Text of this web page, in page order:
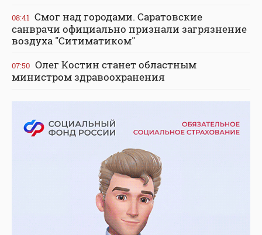
08:41 Смог над городами. Саратовские
санврачи официально признали загрязнение
воздуха "Ситиматиком"
07:50 Олег Костин станет областным
министром здравоохранения